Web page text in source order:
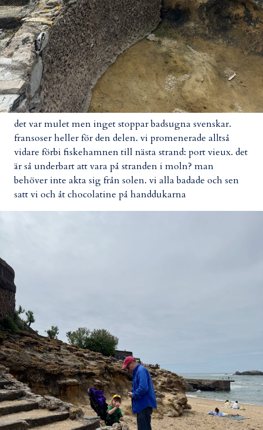
det var mulet men inget stoppar badsugna svenskar.
fransoser heller för den delen. vi promenerade alltså
vidare förbi fiskehamnen till nästa strand: port vieux. det
är så underbart att vara på stranden i moln? man
behöver inte akta sig från solen. vi alla badade och sen
satt vi och åt chocolatine på handdukarna